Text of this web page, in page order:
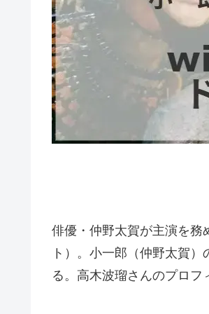
俳優・仲野太賀が主演を務
ト）。小一郎（仲野太賀）
る。高木波瑠さんのプロ